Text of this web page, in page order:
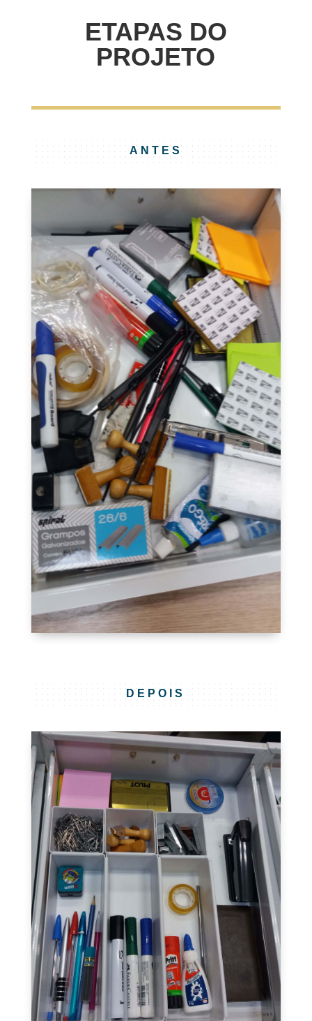
ETAPAS DO
PROJETO
ANTES
DEPOIS